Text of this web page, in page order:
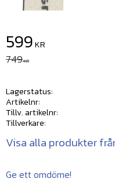
Nedsatt pris:
599KR
Ordinarie pris:
749KR
Lagerstatus
Artikelnr
Tillv. artikelnr
Tillverkare
Visa alla produkter
Ge ett omdöme!